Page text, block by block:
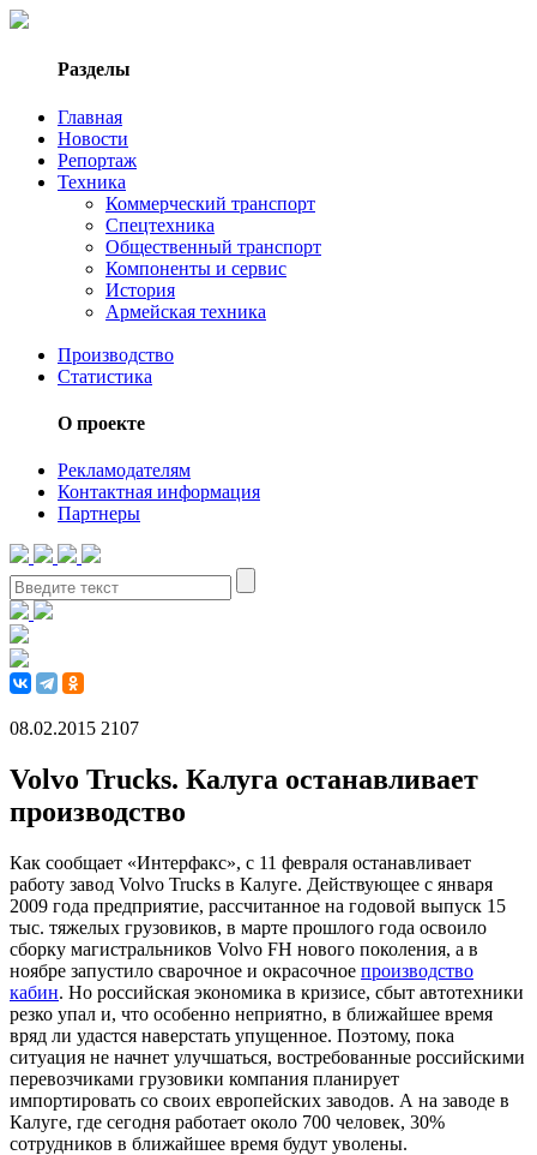
Разделы
Главная
Новости
Репортаж
Техника
Коммерческий транспорт
Спецтехника
Общественный транспорт
Компоненты и сервис
История
Армейская техника
Производство
Статистика
О проекте
Рекламодателям
Контактная информация
Партнеры
08.02.2015 2107
Volvo Trucks. Калуга останавливает
производство
Как сообщает «Интерфакс», с 11 февраля останавливает
работу завод Volvo Trucks в Калуге. Действующее с января
2009 года предприятие, рассчитанное на годовой выпуск 15
тыс. тяжелых грузовиков, в марте прошлого года освоило
сборку магистральников Volvo FH нового поколения, а в
ноябре запустило сварочное и окрасочное производство
кабин. Но российская экономика в кризисе, сбыт автотехники
резко упал и, что особенно неприятно, в ближайшее время
вряд ли удастся наверстать упущенное. Поэтому, пока
ситуация не начнет улучшаться, востребованные российскими
перевозчиками грузовики компания планирует
импортировать со своих европейских заводов. А на заводе в
Калуге, где сегодня работает около 700 человек, 30%
сотрудников в ближайшее время будут уволены.